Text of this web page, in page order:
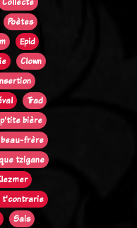
Poètes
Epid
Clown
Trad
bière
frère
tzigane
t'contrarie
Sais